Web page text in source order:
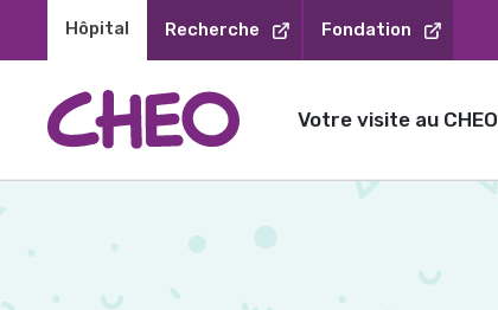
Hôpital Recherche Fondation
Votre visite au CHEO